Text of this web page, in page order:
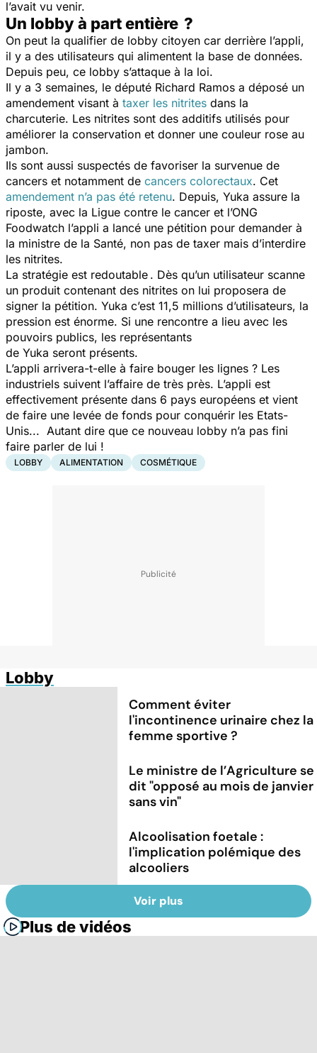
l’avait vu venir.
Un lobby à part entière ?
On peut la qualifier de lobby citoyen car derrière l’appli,
il y a des utilisateurs qui alimentent la base de données.
Depuis peu, ce lobby s’attaque à la loi.
Il y a 3 semaines, le député Richard Ramos a déposé un
amendement visant à taxer les nitrites dans la
charcuterie. Les nitrites sont des additifs utilisés pour
améliorer la conservation et donner une couleur rose au
jambon.
Ils sont aussi suspectés de favoriser la survenue de
cancers et notamment de cancers colorectaux. Cet
amendement n’a pas été retenu. Depuis, Yuka assure la
riposte, avec la Ligue contre le cancer et l’ONG
Foodwatch l’appli a lancé une pétition pour demander à
la ministre de la Santé, non pas de taxer mais d’interdire
les nitrites.
La stratégie est redoutable . Dès qu’un utilisateur scanne
un produit contenant des nitrites on lui proposera de
signer la pétition. Yuka c’est 11,5 millions d’utilisateurs, la
pression est énorme. Si une rencontre a lieu avec les
pouvoirs publics, les représentants
de Yuka seront présents.
L’appli arrivera-t-elle à faire bouger les lignes ? Les
industriels suivent l’affaire de très près. L’appli est
effectivement présente dans 6 pays européens et vient
de faire une levée de fonds pour conquérir les Etats-
Unis... Autant dire que ce nouveau lobby n’a pas fini
faire parler de lui !
LOBBY ALIMENTATION COSMÉTIQUE
Lobby
Comment éviter
l'incontinence urinaire chez la
femme sportive ?
Le ministre de l’Agriculture se
dit "opposé au mois de janvier
sans vin"
Alcoolisation foetale :
l'implication polémique des
alcooliers
Voir plus
Plus de vidéos